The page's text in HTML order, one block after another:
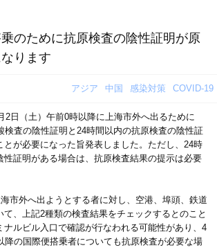
のために抗原検査の陰性証明が原
ります
アジア 中国 感染対策 COVID-19
日（土）午前0時以降に上海市外へ出るために
検査の陰性証明と24時間以内の抗原検査の陰性証
とが必要になった旨発表しました。ただし、24時
性証明がある場合は、抗原検査結果の提示は必要
市外へ出ようとする者に対し、空港、埠頭、鉄道
、上記2種類の検査結果をチェックするとのこと
ナルビル入口で確認が行なわれる可能性があり、4
降の国際便搭乗者についても抗原検査が必要な場